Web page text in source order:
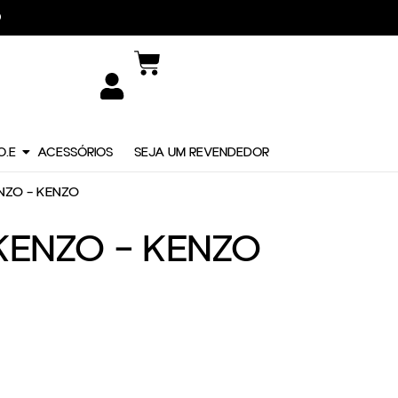
ACESSÓRIOS SEJA UM REVENDEDOR
– KENZO
– KENZO